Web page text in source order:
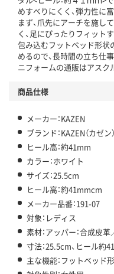
めすべりにくく、弾力性に
まず、爪先にアーチを施
く、足にぴったりフィッ
包み込むフットベッド形状
めるので、長時間の立ち仕
ニフォームの通販はアスク
商品仕様
メーカー：KAZEN
ブランド：KAZEN（カゼン）
ヒール高：約41mm
カラー：ホワイト
サイズ：25.5cm
ヒール高：約41mmcm
メーカー品番：191-07
対象：レディス
素材：アッパー：合成皮
寸法：25.5cm、ヒール約
主な機能：フットベッド